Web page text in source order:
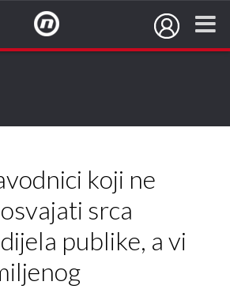
koji ne
srca
publike, a vi